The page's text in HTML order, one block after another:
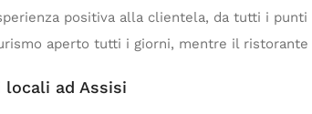
positiva alla clientela, da tutti i punti
aperto tutti i giorni, mentre il ristorante
ad Assisi